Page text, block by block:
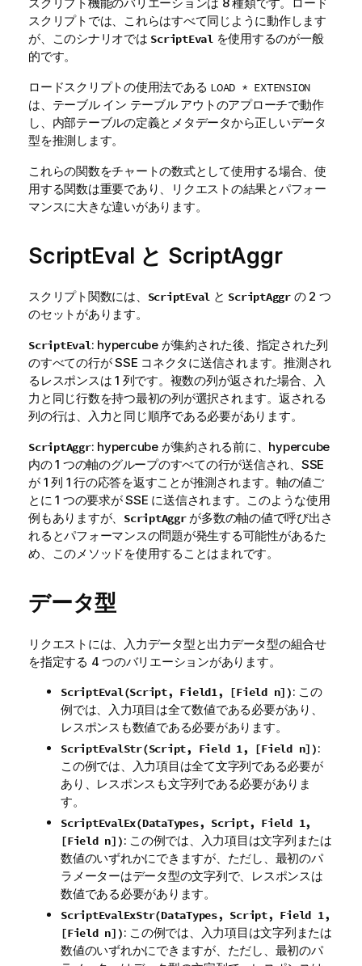
スクリプト では、これらはすべて同じように動作します
が、このシナリオでは ScriptEval を使用するのが一般
的です。
ロードスクリプトの使用法である LOAD * EXTENSION
は、テーブル イン テーブル アウトのアプローチで動作
し、内部テーブルの定義とメタデータから正しいデータ
型を推測します。
これらの関数をチャートの数式として使用する場合、使
用する関数は重要であり、リクエストの結果とパフォー
マンスに大きな違いがあります。
ScriptEval と ScriptAggr
スクリプト関数には、 ScriptEval と ScriptAggrの 2 つ
のセットがあります。
ScriptEval: hypercube が集約された後、指定された列
のすべての行が SSE コネクタに送信されます。推測され
るレスポンスは 1 列です。複数の列が返された場合、入
力と同じ行数を持つ最初の列が選択されます。返される
列の行は、入力と同じ順序である必要があります。
ScriptAggr: hypercube が集約される前に、hypercube
内の 1 つの軸のグループのすべての行が送信され、SSE
が 1 列 1 行の応答を返すことが推測されます。軸の値ご
とに 1 つの要求が SSE に送信されます。このような使用
例もありますが、 ScriptAggrが多数の軸の値で呼び出さ
れるとパフォーマンスの問題が発生する可能性があるた
め、このメソッドを使用することはまれです。
データ型
リクエストには、入力データ型と出力データ型の組合せ
を指定する 4 つのバリエーションがあります。
ScriptEval(Script, Field1, [Field n]): この
例では、入力項目は全て数値である必要があり、
レスポンスも数値である必要があります。
ScriptEvalStr(Script, Field 1, [Field n]):
この例では、入力項目は全て文字列である必要が
あり、レスポンスも文字列である必要がありま
す。
ScriptEvalEx(DataTypes, Script, Field 1,
[Field n]): この例では、入力項目は文字列または
数値のいずれかにできますが、ただし、最初のパ
ラメーターはデータ型の文字列で、レスポンスは
数値である必要があります。
ScriptEvalExStr(DataTypes, Script, Field 1,
[Field n]): この例では、入力項目は文字列または
数値のいずれかにできますが、ただし、最初のパ